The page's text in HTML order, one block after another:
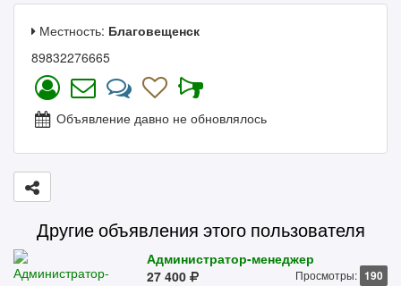
Местность: Благовещенск
89832276665
Объявление давно не обновлялось
Другие объявления этого пользователя
Администратор-менеджер
27 400
Просмотры: 190